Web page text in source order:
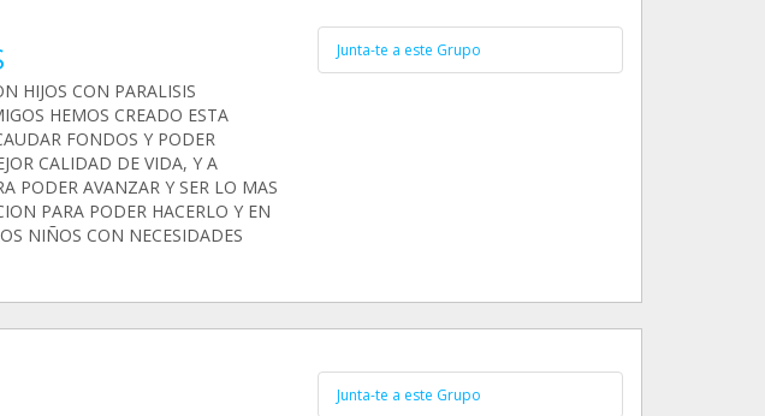
HIJOS CON PARALISIS
HEMOS CREADO ESTA
FONDOS Y PODER
CALIDAD DE VIDA, Y A
PODER AVANZAR Y SER LO MAS
PARA PODER HACERLO Y EN
NIÑOS CON NECESIDADES
Junta-te a este Grupo
Junta-te a este Grupo